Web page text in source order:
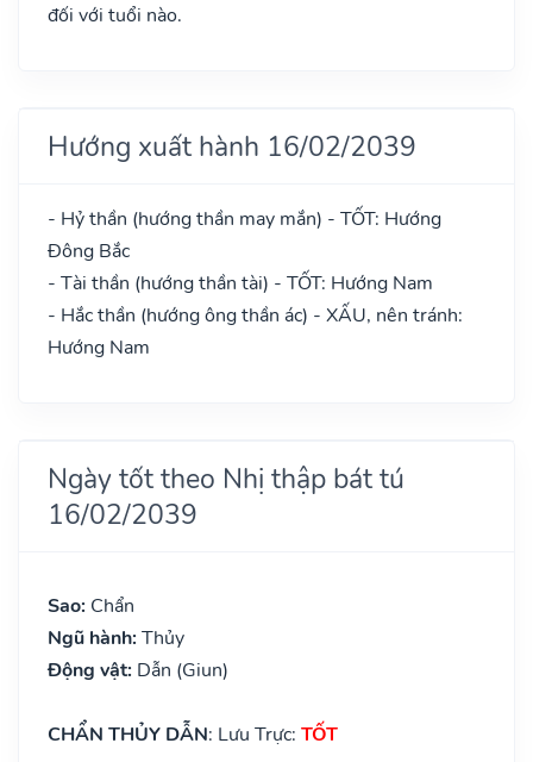
đối với tuổi nào.
Hướng xuất hành 16/02/2039
- Hỷ thần (hướng thần may mắn) - TỐT: Hướng
Đông Bắc
- Tài thần (hướng thần tài) - TỐT: Hướng Nam
- Hắc thần (hướng ông thần ác) - XẤU, nên tránh:
Hướng Nam
Ngày tốt theo Nhị thập bát tú
16/02/2039
Sao: Chẩn
Ngũ hành: Thủy
Động vật: Dẫn (Giun)
CHẨN THỦY DẪN: Lưu Trực: TỐT